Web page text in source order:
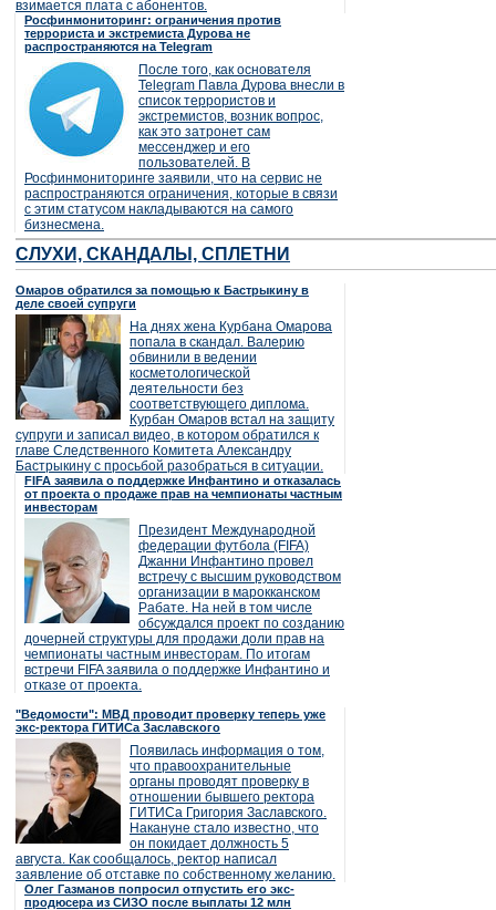
взимается плата с абонентов.
Росфинмониторинг: ограничения против
террориста и экстремиста Дурова не
распространяются на Telegram
После того, как основателя
Telegram Павла Дурова внесли в
список террористов и
экстремистов, возник вопрос,
как это затронет сам
мессенджер и его
пользователей. В
Росфинмониторинге заявили, что на сервис не
распространяются ограничения, которые в связи
с этим статусом накладываются на самого
бизнесмена.
СЛУХИ, СКАНДАЛЫ, СПЛЕТНИ
Омаров обратился за помощью к Бастрыкину в
деле своей супруги
На днях жена Курбана Омарова
попала в скандал. Валерию
обвинили в ведении
косметологической
деятельности без
соответствующего диплома.
Курбан Омаров встал на защиту
супруги и записал видео, в котором обратился к
главе Следственного Комитета Александру
Бастрыкину с просьбой разобраться в ситуации.
FIFA заявила о поддержке Инфантино и отказалась
от проекта о продаже прав на чемпионаты частным
инвесторам
Президент Международной
федерации футбола (FIFA)
Джанни Инфантино провел
встречу с высшим руководством
организации в марокканском
Рабате. На ней в том числе
обсуждался проект по созданию
дочерней структуры для продажи доли прав на
чемпионаты частным инвесторам. По итогам
встречи FIFA заявила о поддержке Инфантино и
отказе от проекта.
"Ведомости": МВД проводит проверку теперь уже
экс-ректора ГИТИСа Заславского
Появилась информация о том,
что правоохранительные
органы проводят проверку в
отношении бывшего ректора
ГИТИСа Григория Заславского.
Накануне стало известно, что
он покидает должность 5
августа. Как сообщалось, ректор написал
заявление об отставке по собственному желанию.
Олег Газманов попросил отпустить его экс-
продюсера из СИЗО после выплаты 12 млн